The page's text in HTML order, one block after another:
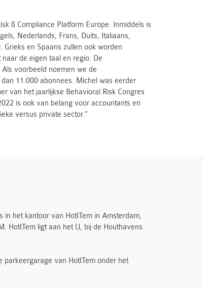
& Compliance Platform Europe. Inmiddels is
Nederlands, Frans, Duits, Italiaans,
Grieks en Spaans zullen ook worden
de eigen taal en regio. De
voorbeeld noemen we de
11.000 abonnees. Michel was eerder
van het jaarlijkse Behavioral Risk Congres
is ook van belang voor accountants en
versus private sector.”
in het kantoor van HotITem in Amsterdam,
HotITem ligt aan het IJ, bij de Houthavens
parkeergarage van HotITem onder het